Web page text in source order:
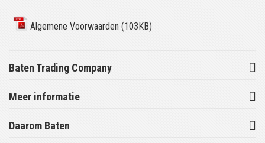
Algemene Voorwaarden (103KB)
Baten Trading Company
Meer informatie
Daarom Baten